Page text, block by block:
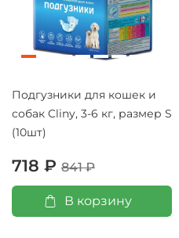
Подгузники для кошек и
собак Cliny, 3-6 кг, размер S
(10шт)
718 ₽ 841 ₽
В корзину